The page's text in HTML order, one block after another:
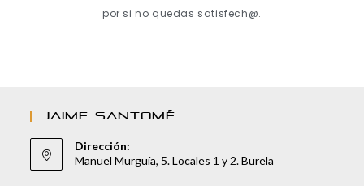
por si no quedas satisfech@.
JAIME SANTOMÉ
Dirección:
Manuel Murguía, 5. Locales 1 y 2. Burela